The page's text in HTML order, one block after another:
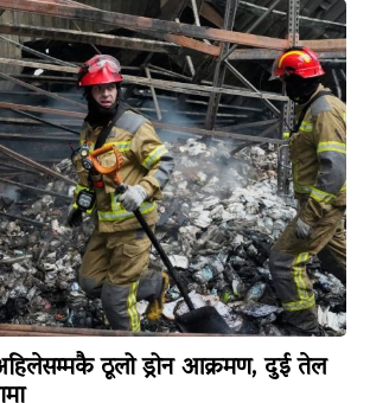
ठूलो ड्रोन आक्रमण, दुई तेल